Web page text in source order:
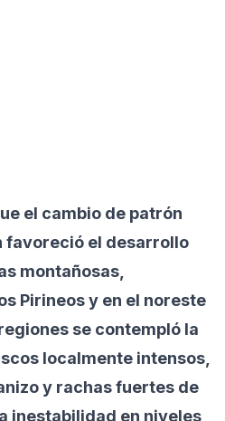
el cambio de patrón
favoreció el desarrollo
montañosas,
Pirineos y en el noreste
se contempló la
localmente intensos,
y rachas fuertes de
inestabilidad en niveles